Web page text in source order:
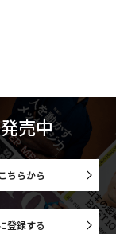
売中
ちらから
登録する